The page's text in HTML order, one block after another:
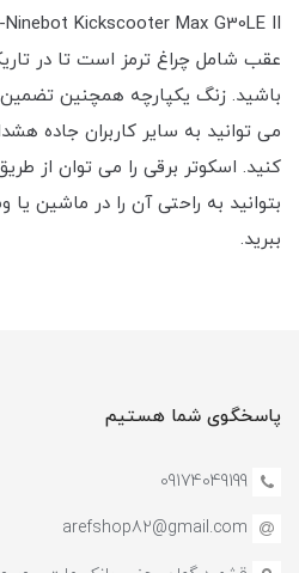
عقب شامل چراغ ترمز است تا در
می توانید به سایر کاربران جاده
کنید. اسکوتر برقی را می توان از
بتوانید به راحتی آن را در ماشین
ببرید.
پاسخگوی شما هستیم
09174049199
arefshop82@gmail.com